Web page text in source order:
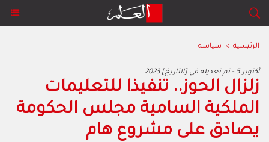
الرئيسية > سياسة
2023 أكتوبر 5 - تم تعديله في [التاريخ]
زلزال الحوز.. تنفيذا للتعليمات
الملكية السامية مجلس الحكومة
يصادق على مشروع هام